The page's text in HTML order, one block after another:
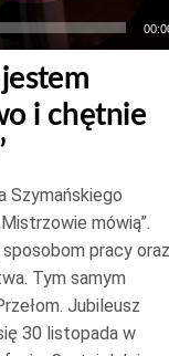
jestem
i chętnie
Szymańskiego
mówią”.
pracy oraz
Tym samym
Jubileusz
30 listopada w